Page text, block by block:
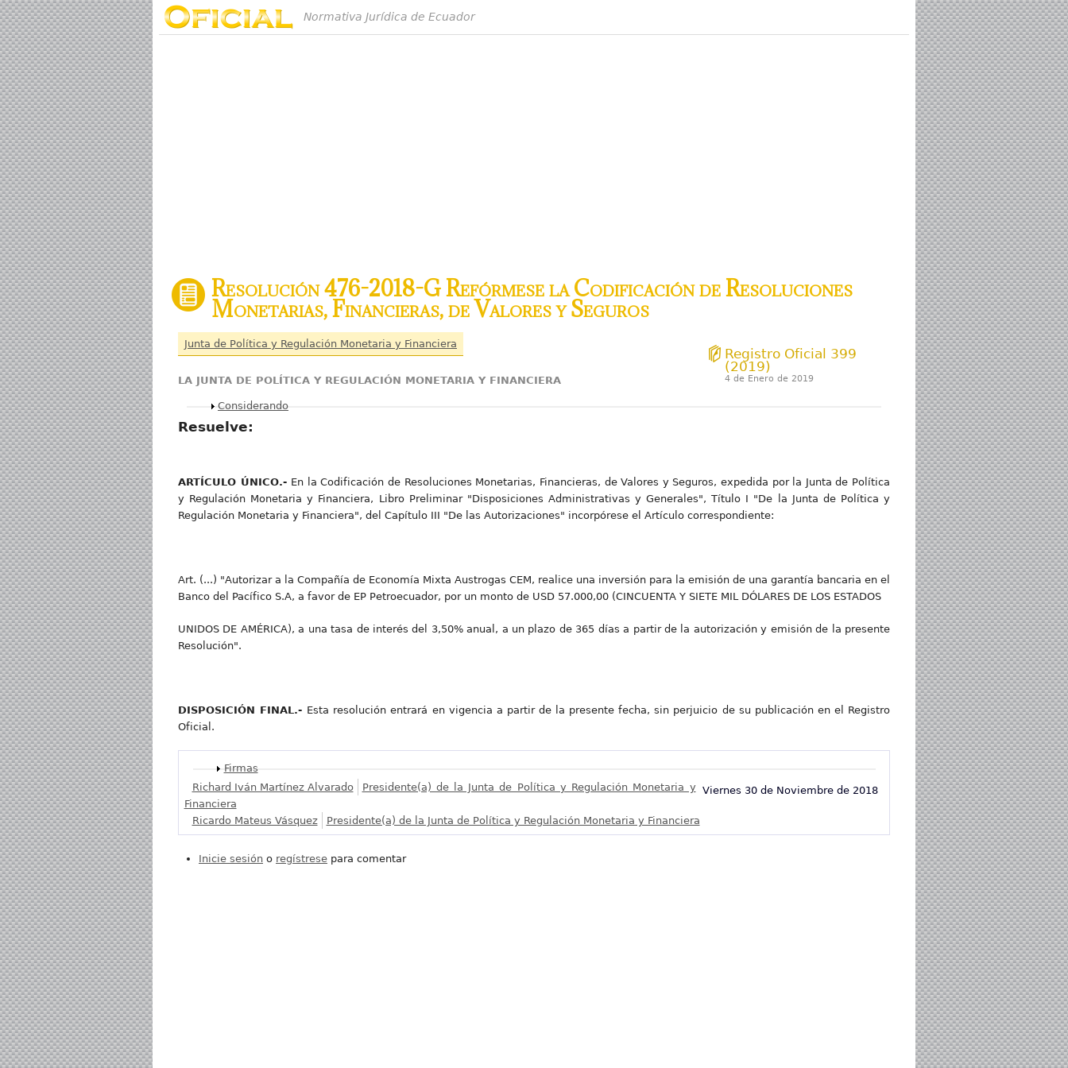
Normativa Jurídica de Ecuador
Resolución 476-2018-G Refórmese la Codificación de Resoluciones
Monetarias, Financieras, de Valores y Seguros
Junta de Política y Regulación Monetaria y Financiera
Registro Oficial 399
(2019)
4 de Enero de 2019
LA JUNTA DE POLÍTICA Y REGULACIÓN MONETARIA Y FINANCIERA
Mostrar
Considerando
Resuelve:
ARTÍCULO ÚNICO.- En la Codificación de Resoluciones Monetarias, Financieras, de Valores y Seguros, expedida por la Junta de Política
y Regulación Monetaria y Financiera, Libro Preliminar "Disposiciones Administrativas y Generales", Título I "De la Junta de Política y
Regulación Monetaria y Financiera", del Capítulo III "De las Autorizaciones" incorpórese el Artículo correspondiente:
Art. (...) "Autorizar a la Compañía de Economía Mixta Austrogas CEM, realice una inversión para la emisión de una garantía bancaria en el
Banco del Pacífico S.A, a favor de EP Petroecuador, por un monto de USD 57.000,00 (CINCUENTA Y SIETE MIL DÓLARES DE LOS ESTADOS
UNIDOS DE AMÉRICA), a una tasa de interés del 3,50% anual, a un plazo de 365 días a partir de la autorización y emisión de la presente
Resolución".
DISPOSICIÓN FINAL.- Esta resolución entrará en vigencia a partir de la presente fecha, sin perjuicio de su publicación en el Registro
Oficial.
Mostrar
Firmas
Viernes 30 de Noviembre de 2018
Richard Iván Martínez Alvarado
Presidente(a) de la Junta de Política y Regulación Monetaria y
Financiera
Ricardo Mateus Vásquez
Presidente(a) de la Junta de Política y Regulación Monetaria y Financiera
Inicie sesión o regístrese para comentar